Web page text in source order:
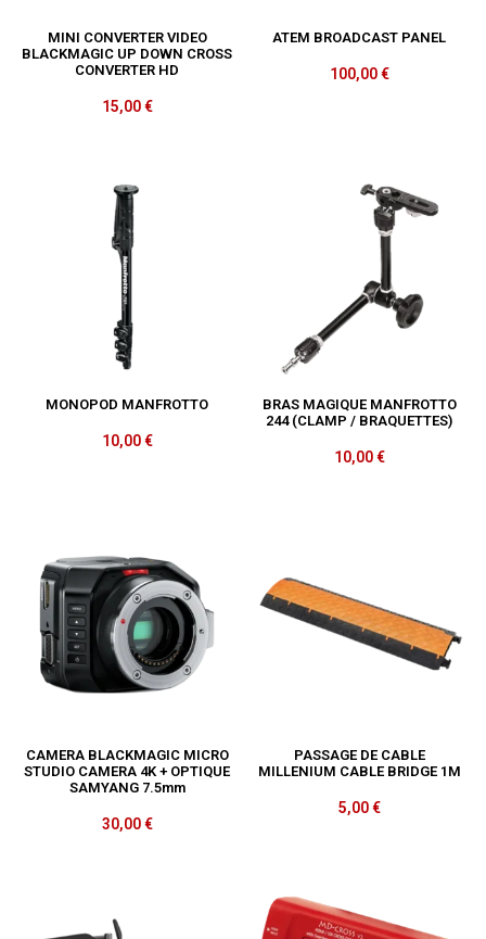
MINI CONVERTER VIDEO
BLACKMAGIC UP DOWN CROSS
CONVERTER HD
15,00€
ATEM BROADCAST PANEL
100,00€
MONOPOD MANFROTTO
10,00€
BRAS MAGIQUE MANFROTTO
244 (CLAMP / BRAQUETTES)
10,00€
CAMERA BLACKMAGIC MICRO
STUDIO CAMERA 4K + OPTIQUE
SAMYANG 7.5mm
30,00€
PASSAGE DE CABLE
MILLENIUM CABLE BRIDGE 1M
5,00€